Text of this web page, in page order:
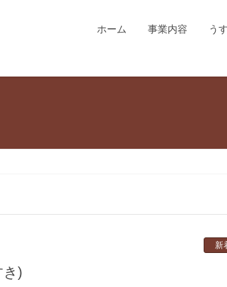
ホーム 事業内容 う
新
き)